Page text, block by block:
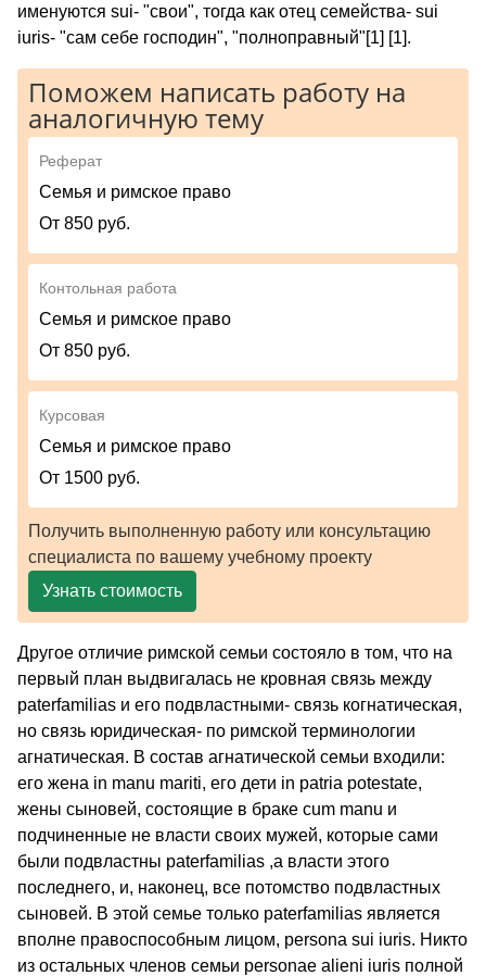
именуются sui- "свои", тогда как отец семейства- sui
iuris- "сам себе господин", "полноправный"[1] [1].
Поможем написать работу на
аналогичную тему
Реферат
Семья и римское право
От 850 руб.
Контольная работа
Семья и римское право
От 850 руб.
Курсовая
Семья и римское право
От 1500 руб.
Получить выполненную работу или консультацию
специалиста по вашему учебному проекту
Узнать стоимость
Другое отличие римской семьи состояло в том, что на
первый план выдвигалась не кровная связь между
paterfamilias и его подвластными- связь когнатическая,
но связь юридическая- по римской терминологии
агнатическая. В состав агнатической семьи входили:
его жена in manu mariti, его дети in patria potestate,
жены сыновей, состоящие в браке cum manu и
подчиненные не власти своих мужей, которые сами
были подвластны paterfamilias ,а власти этого
последнего, и, наконец, все потомство подвластных
сыновей. В этой семье только paterfamilias является
вполне правоспособным лицом, persona sui iuris. Никто
из остальных членов семьи personae alieni iuris полной